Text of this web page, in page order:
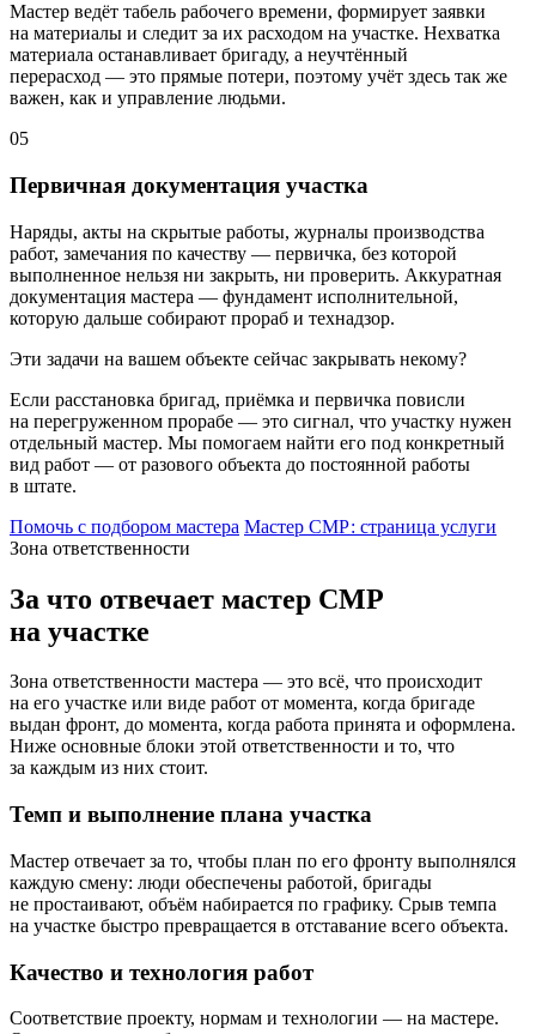
Мастер ведёт табель рабочего времени, формирует заявки
на материалы и следит за их расходом на участке. Нехватка
материала останавливает бригаду, а неучтённый
перерасход — это прямые потери, поэтому учёт здесь так же
важен, как и управление людьми.
05
Первичная документация участка
Наряды, акты на скрытые работы, журналы производства
работ, замечания по качеству — первичка, без которой
выполненное нельзя ни закрыть, ни проверить. Аккуратная
документация мастера — фундамент исполнительной,
которую дальше собирают прораб и технадзор.
Эти задачи на вашем объекте сейчас закрывать некому?
Если расстановка бригад, приёмка и первичка повисли
на перегруженном прорабе — это сигнал, что участку нужен
отдельный мастер. Мы помогаем найти его под конкретный
вид работ — от разового объекта до постоянной работы
в штате.
Помочь с подбором мастера Мастер СМР: страница услуги
Зона ответственности
За что отвечает мастер СМР
на участке
Зона ответственности мастера — это всё, что происходит
на его участке или виде работ от момента, когда бригаде
выдан фронт, до момента, когда работа принята и оформлена.
Ниже основные блоки этой ответственности и то, что
за каждым из них стоит.
Темп и выполнение плана участка
Мастер отвечает за то, чтобы план по его фронту выполнялся
каждую смену: люди обеспечены работой, бригады
не простаивают, объём набирается по графику. Срыв темпа
на участке быстро превращается в отставание всего объекта.
Качество и технология работ
Соответствие проекту, нормам и технологии — на мастере.